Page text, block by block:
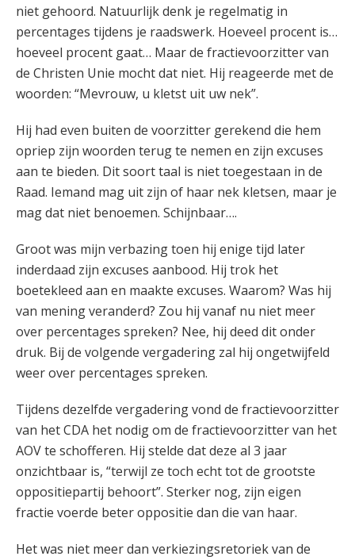
niet gehoord. Natuurlijk denk je regelmatig in
percentages tijdens je raadswerk. Hoeveel procent is…
hoeveel procent gaat… Maar de fractievoorzitter van
de Christen Unie mocht dat niet. Hij reageerde met de
woorden: “Mevrouw, u kletst uit uw nek”.
Hij had even buiten de voorzitter gerekend die hem
opriep zijn woorden terug te nemen en zijn excuses
aan te bieden. Dit soort taal is niet toegestaan in de
Raad. Iemand mag uit zijn of haar nek kletsen, maar je
mag dat niet benoemen. Schijnbaar….
Groot was mijn verbazing toen hij enige tijd later
inderdaad zijn excuses aanbood. Hij trok het
boetekleed aan en maakte excuses. Waarom? Was hij
van mening veranderd? Zou hij vanaf nu niet meer
over percentages spreken? Nee, hij deed dit onder
druk. Bij de volgende vergadering zal hij ongetwijfeld
weer over percentages spreken.
Tijdens dezelfde vergadering vond de fractievoorzitter
van het CDA het nodig om de fractievoorzitter van het
AOV te schofferen. Hij stelde dat deze al 3 jaar
onzichtbaar is, “terwijl ze toch echt tot de grootste
oppositiepartij behoort”. Sterker nog, zijn eigen
fractie voerde beter oppositie dan die van haar.
Het was niet meer dan verkiezingsretoriek van de